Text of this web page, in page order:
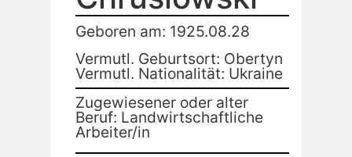
Geboren am: 1925.08.28
Vermutl. Geburtsort: Obertyn
Vermutl. Nationalität: Ukraine
Zugewiesener oder alter
Beruf: Landwirtschaftliche
Arbeiter/in